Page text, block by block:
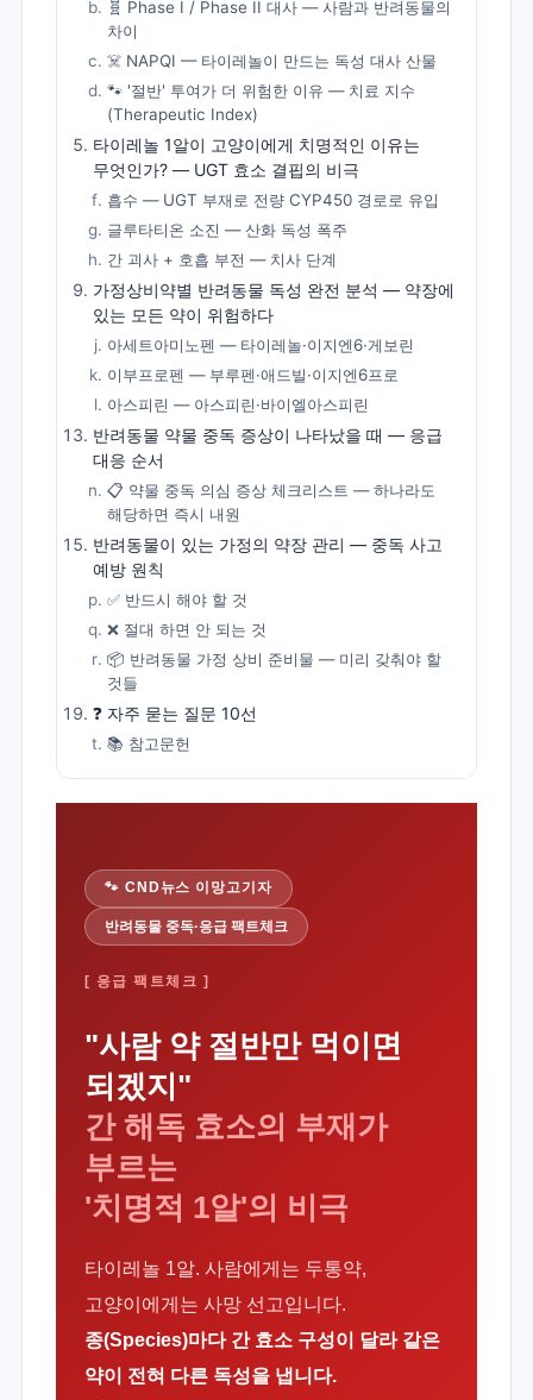
🧬 Phase I / Phase II 대사 — 사람과 반려동물의
차이
☠️ NAPQI — 타이레놀이 만드는 독성 대사 산물
🐾 '절반' 투여가 더 위험한 이유 — 치료 지수
(Therapeutic Index)
타이레놀 1알이 고양이에게 치명적인 이유는
무엇인가? — UGT 효소 결핍의 비극
흡수 — UGT 부재로 전량 CYP450 경로로 유입
글루타티온 소진 — 산화 독성 폭주
간 괴사 + 호흡 부전 — 치사 단계
가정상비약별 반려동물 독성 완전 분석 — 약장에
있는 모든 약이 위험하다
아세트아미노펜 — 타이레놀·이지엔6·게보린
이부프로펜 — 부루펜·애드빌·이지엔6프로
아스피린 — 아스피린·바이엘아스피린
반려동물 약물 중독 증상이 나타났을 때 — 응급
대응 순서
📋 약물 중독 의심 증상 체크리스트 — 하나라도
해당하면 즉시 내원
반려동물이 있는 가정의 약장 관리 — 중독 사고
예방 원칙
✅ 반드시 해야 할 것
❌ 절대 하면 안 되는 것
📦 반려동물 가정 상비 준비물 — 미리 갖춰야 할
것들
❓ 자주 묻는 질문 10선
📚 참고문헌
🐾 CND뉴스 이망고기자
반려동물 중독·응급 팩트체크
[ 응급 팩트체크 ]
"사람 약 절반만 먹이면
되겠지"
간 해독 효소의 부재가
부르는
'치명적 1알'의 비극
타이레놀 1알. 사람에게는 두통약,
고양이에게는 사망 선고입니다.
종(Species)마다 간 효소 구성이 달라 같은
약이 전혀 다른 독성을 냅니다.